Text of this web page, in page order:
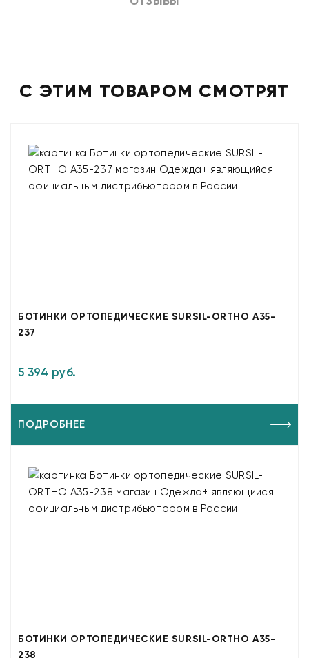
С ЭТИМ ТОВАРОМ СМОТРЯТ
БОТИНКИ ОРТОПЕДИЧЕСКИЕ SURSIL-ORTHO A35-
237
5 394 руб.
ПОДРОБНЕЕ
БОТИНКИ ОРТОПЕДИЧЕСКИЕ SURSIL-ORTHO A35-
238